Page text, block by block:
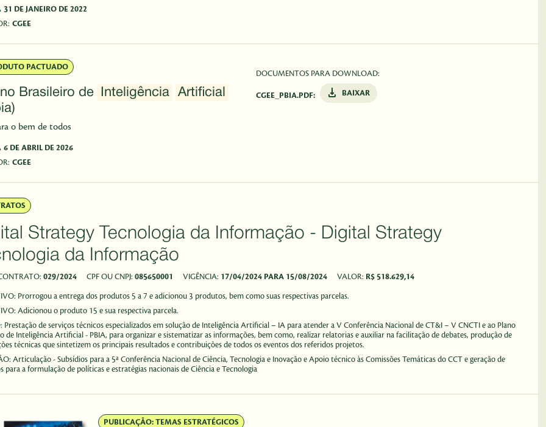
31 DE JANEIRO DE 2022
CGEE
PACTUADO
Brasileiro de Inteligência
Artificial
o bem de todos
6 DE ABRIL DE 2026
CGEE
DOCUMENTOS PARA DOWNLOAD:
CGEE_PBIA.PDF: BAIXAR
Strategy Tecnologia da Informação - Digital Strategy
da Informação
029/2024 CPF OU CNPJ:085650001 VIGÊNCIA: 17/04/2024 PARA 15/08/2024 VALOR: R$ 518.629,14
Prorrogou a entrega dos produtos 5 a 7 e adicionou 3 produtos, bem como suas respectivas parcelas.
Adicionou o produto 15 e sua respectiva parcela.
Prestação de serviços técnicos especializados em solução de Inteligência Artificial – IA para atender a V Conferência Nacional de CT&I – V CNCTI e ao Plano
de Inteligência Artificial - PBIA, para organizar e sistematizar as informações, bem como, realizar relatorias e auxiliar na facilitação de debates, produção de
técnicas que sintetizem os principais resultados e contribuições de todos os eventos dos referidos projetos.
Articulação - Subsídios para a 5ª Conferência Nacional de Ciência, Tecnologia e Inovação e Apoio técnico às Comissões Temáticas do CCT e geração de
para a formulação de políticas e estratégias nacionais de Ciência e Tecnologia
PUBLICAÇÃO: TEMAS ESTRATÉGICOS